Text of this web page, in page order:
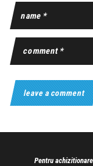
Pentru